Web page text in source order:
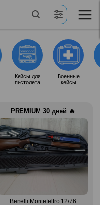
Кейсы для
пистолета
Военные
кейсы
PREMIUM 30 дней 🔥
Benelli Montefeltro 12/76